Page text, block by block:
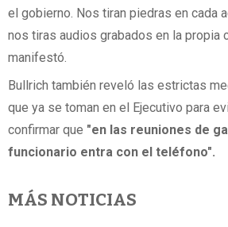
el gobierno. Nos tiran piedras en cada
nos tiras audios grabados en la propia
manifestó.
Bullrich también reveló las estrictas
que ya se toman en el Ejecutivo para
confirmar que "en las reuniones de
funcionario entra con el teléfono".
MÁS NOTICIAS